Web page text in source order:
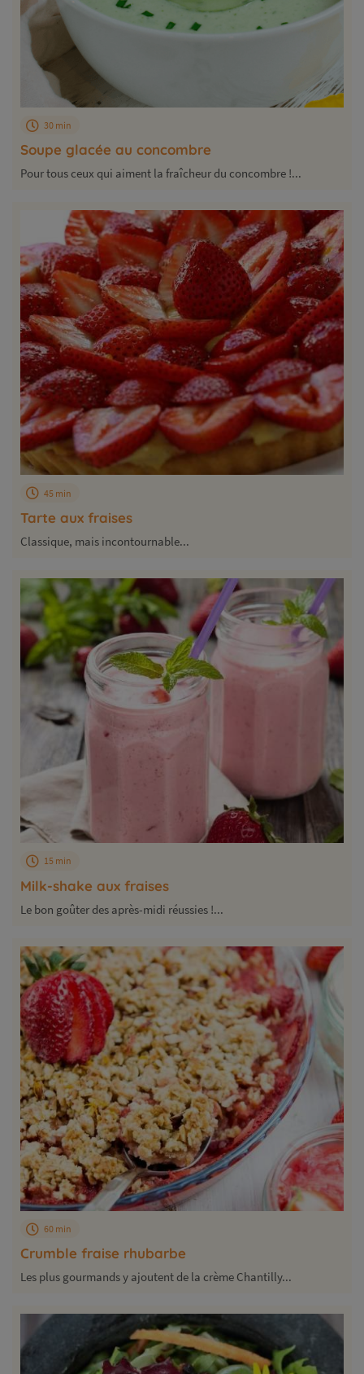
Soupe glacée au concombre
30 min
Pour tous ceux qui aiment la fraîcheur du concombre !...
Tarte aux fraises
45 min
Classique, mais incontournable...
Milk-shake aux fraises
15 min
Le bon goûter des après-midi réussies !...
Crumble fraise rhubarbe
60 min
Les plus gourmands y ajoutent de la crème Chantilly...